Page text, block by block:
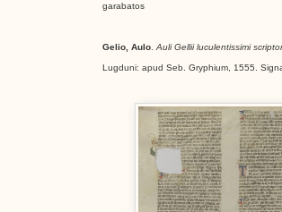
garabatos
Gelio, Aulo.Auli Gellii luculentissimi
Lugduni: apud Seb. Gryphium, 1555.